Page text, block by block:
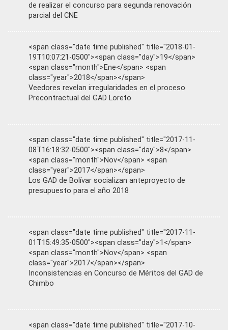
de realizar el concurso para segunda renovación
parcial del CNE
<span class="date time published" title="2018-01-
19T10:07:21-0500"><span class="day">19</span>
<span class="month">Ene</span> <span
class="year">2018</span></span>
Veedores revelan irregularidades en el proceso
Precontractual del GAD Loreto
<span class="date time published" title="2017-11-
08T16:18:32-0500"><span class="day">8</span>
<span class="month">Nov</span> <span
class="year">2017</span></span>
Los GAD de Bolívar socializan anteproyecto de
presupuesto para el año 2018
<span class="date time published" title="2017-11-
01T15:49:35-0500"><span class="day">1</span>
<span class="month">Nov</span> <span
class="year">2017</span></span>
Inconsistencias en Concurso de Méritos del GAD de
Chimbo
<span class="date time published" title="2017-10-